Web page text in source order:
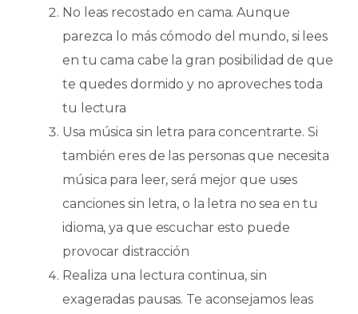
No leas recostado en cama. Aunque
parezca lo más cómodo del mundo, si lees
en tu cama cabe la gran posibilidad de que
te quedes dormido y no aproveches toda
tu lectura
Usa música sin letra para concentrarte. Si
también eres de las personas que necesita
música para leer, será mejor que uses
canciones sin letra, o la letra no sea en tu
idioma, ya que escuchar esto puede
provocar distracción
Realiza una lectura continua, sin
exageradas pausas. Te aconsejamos leas